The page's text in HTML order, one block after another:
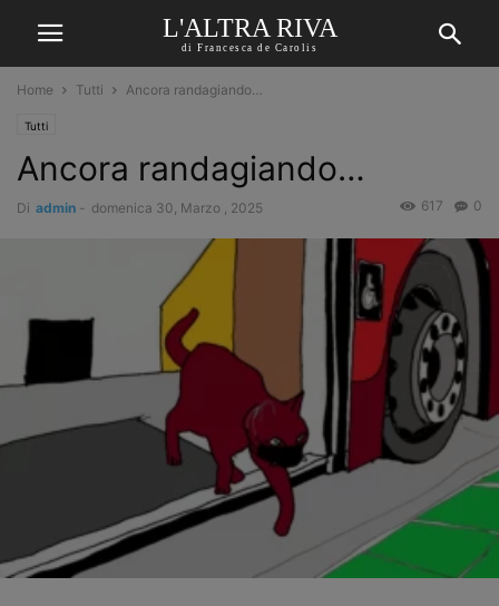
L'ALTRA RIVA
di Francesca de Carolis
Home Tutti Ancora randagiando…
Tutti
Ancora randagiando…
Di admin - domenica 30, Marzo , 2025 0
617